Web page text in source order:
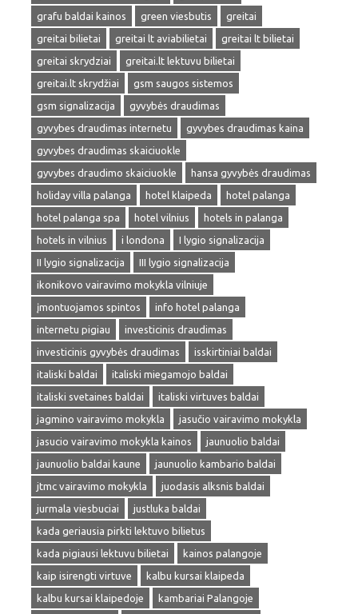
grafu baldai kainos
green viesbutis
greitai
greitai bilietai
greitai lt aviabilietai
greitai lt bilietai
greitai skrydziai
greitai.lt lektuvu bilietai
greitai.lt skrydžiai
gsm saugos sistemos
gsm signalizacija
gyvybės draudimas
gyvybes draudimas internetu
gyvybes draudimas kaina
gyvybes draudimas skaiciuokle
gyvybes draudimo skaiciuokle
hansa gyvybės draudimas
holiday villa palanga
hotel klaipeda
hotel palanga
hotel palanga spa
hotel vilnius
hotels in palanga
hotels in vilnius
i londona
I lygio signalizacija
II lygio signalizacija
III lygio signalizacija
ikonikovo vairavimo mokykla vilniuje
įmontuojamos spintos
info hotel palanga
internetu pigiau
investicinis draudimas
investicinis gyvybės draudimas
isskirtiniai baldai
italiski baldai
italiski miegamojo baldai
italiski svetaines baldai
italiski virtuves baldai
jagmino vairavimo mokykla
jasučio vairavimo mokykla
jasucio vairavimo mokykla kainos
jaunuolio baldai
jaunuolio baldai kaune
jaunuolio kambario baldai
jtmc vairavimo mokykla
juodasis alksnis baldai
jurmala viesbuciai
justluka baldai
kada geriausia pirkti lektuvo bilietus
kada pigiausi lektuvu bilietai
kainos palangoje
kaip isirengti virtuve
kalbu kursai klaipeda
kalbu kursai klaipedoje
kambariai Palangoje